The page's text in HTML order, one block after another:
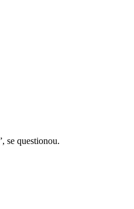
se questionou.